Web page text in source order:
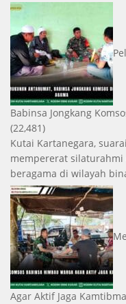
Babinsa Jongkang
(22,481)
Kutai Kartanegara,
mempererat
beragama di wilayah
Agar Aktif Jaga